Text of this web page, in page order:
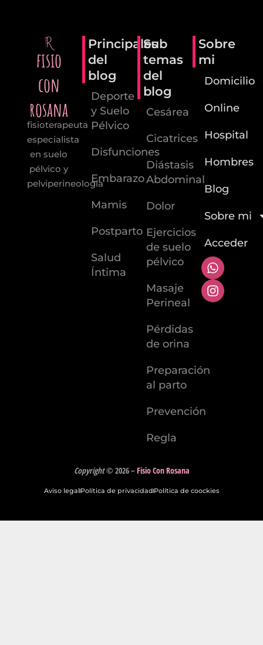
fisio
con
rosana
fisioterapeuta
especialista
en suelo
pélvico y
pelviperineología
Principales
del
blog
Deporte
y Suelo
Pélvico
Disfunciones
Embarazo
Mamis
Postparto
Salud
Íntima
Sub
temas
del
blog
Cesárea
Cicatrices
Diástasis
Abdominal
Dolor
Ejercicios
de suelo
pélvico
Masaje
Perineal
Pérdidas
de orina
Preparación
al parto
Prevención
Regla
Sobre
mi
Domicilio
Online
Hospital
Hombres
Blog
Sobre mi
Acceder
Copyright© 2026–Fisio Con Rosana
Aviso legalPolítica de privacidadPolítica de coockies